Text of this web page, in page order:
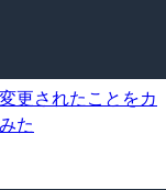
更されたことをカ
た